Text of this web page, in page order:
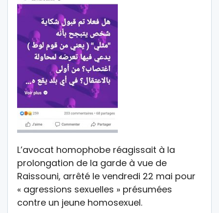
L’avocat homophobe réagissait à la
prolongation de la garde à vue de
Raissouni, arrêté le vendredi 22 mai pour
« agressions sexuelles » présumées
contre un jeune homosexuel.